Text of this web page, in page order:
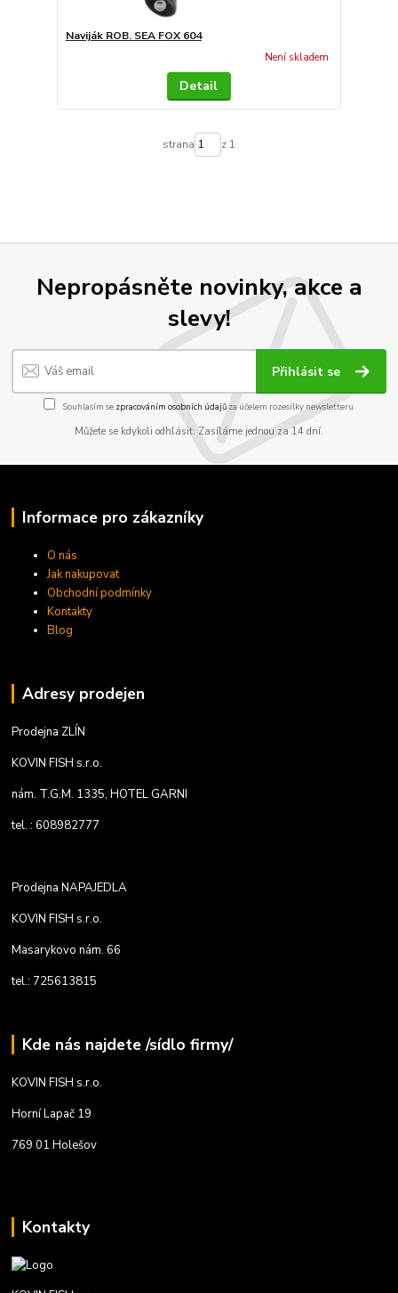
Naviják ROB. SEA FOX 604
Není skladem
Detail
strana z 1
Nepropásněte novinky, akce a
slevy!
Přihlásit se
Souhlasím se zpracováním osobních údajůza účelem rozesílky newsletteru.
Můžete se kdykoli odhlásit. Zasíláme jednou za 14 dní.
Informace pro zákazníky
O nás
Jak nakupovat
Obchodní podmínky
Kontakty
Blog
Adresy prodejen
Prodejna ZLÍN
KOVIN FISH s.r.o.
nám. T.G.M. 1335, HOTEL GARNI
tel. : 608982777
Prodejna NAPAJEDLA
KOVIN FISH s.r.o.
Masarykovo nám. 66
tel.: 725613815
Kde nás najdete /sídlo firmy/
KOVIN FISH s.r.o.
Horní Lapač 19
769 01 Holešov
Kontakty